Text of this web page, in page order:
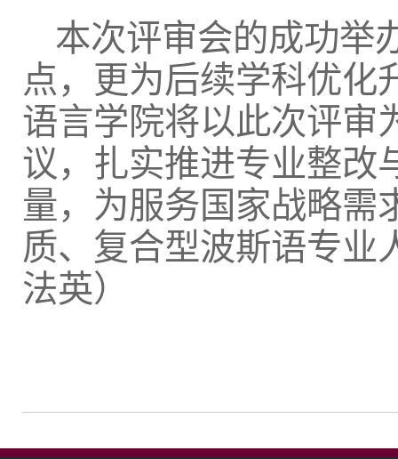
本次评审会的成功举
点，更为后续学科优化
语言学院将以此次评审
议，扎实推进专业整改
量，为服务国家战略需
质、复合型波斯语专业
法英）